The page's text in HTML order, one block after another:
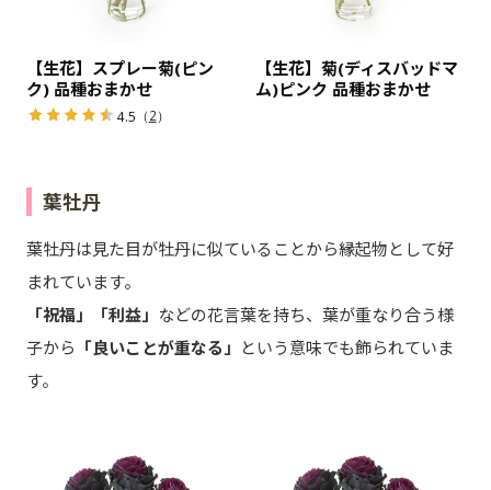
【生花】スプレー菊(ピン
ク) 品種おまかせ
4.5 （2）
【生花】菊(ディスバッドマ
ム)ピンク 品種おまかせ
葉牡丹
葉牡丹は見た目が牡丹に似ていることから縁起物として好
まれています。
「祝福」「利益」 などの花言葉を持ち、葉が重なり合う様
子から 「良いことが重なる」 という意味でも飾られていま
す。